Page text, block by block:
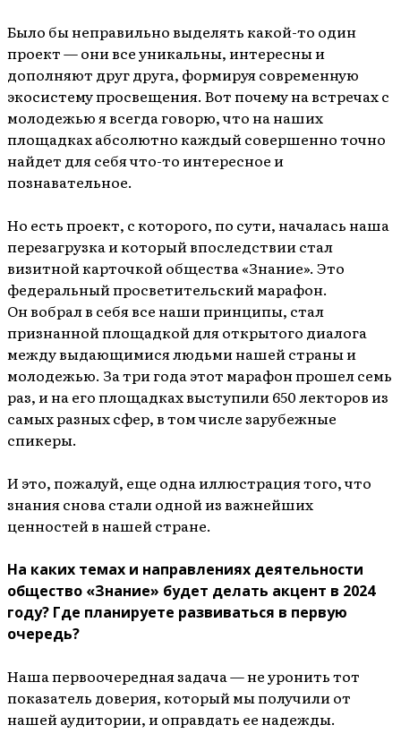
Было бы неправильно выделять какой-то один
проект — они все уникальны, интересны и
дополняют друг друга, формируя современную
экосистему просвещения. Вот почему на встречах с
молодежью я всегда говорю, что на наших
площадках абсолютно каждый совершенно точно
найдет для себя что-то интересное и
познавательное.
Но есть проект, с которого, по сути, началась наша
перезагрузка и который впоследствии стал
визитной карточкой общества «Знание». Это
федеральный просветительский марафон.
Он вобрал в себя все наши принципы, стал
признанной площадкой для открытого диалога
между выдающимися людьми нашей страны и
молодежью. За три года этот марафон прошел семь
раз, и на его площадках выступили 650 лекторов из
самых разных сфер, в том числе зарубежные
спикеры.
И это, пожалуй, еще одна иллюстрация того, что
знания снова стали одной из важнейших
ценностей в нашей стране.
На каких темах и направлениях деятельности
общество «Знание» будет делать акцент в 2024
году? Где планируете развиваться в первую
очередь?
Наша первоочередная задача — не уронить тот
показатель доверия, который мы получили от
нашей аудитории, и оправдать ее надежды.